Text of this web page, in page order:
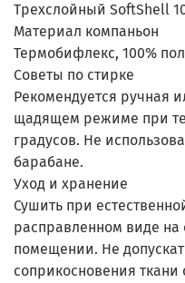
Трехслойный SoftShell
Материал компаньон
Термобифлекс, 100%
Советы по стирке
Рекомендуется ручная
щадящем режиме при
градусов. Не
барабане.
Уход и хранение
Сушить при
расправленном виде на
помещении. Не
соприкосновения